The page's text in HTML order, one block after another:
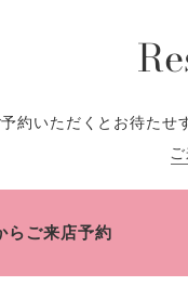
約いただくとお待たせ
らご来店予約